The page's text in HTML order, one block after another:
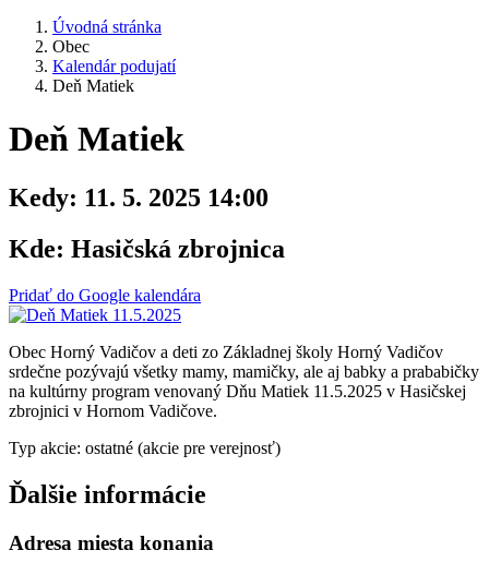
Úvodná stránka
Obec
Kalendár podujatí
Deň Matiek
Deň Matiek
Kedy: 11. 5. 2025 14:00
Kde: Hasičská zbrojnica
Pridať do Google kalendára
Obec Horný Vadičov a deti zo Základnej školy Horný Vadičov
srdečne pozývajú všetky mamy, mamičky, ale aj babky a prababičky
na kultúrny program venovaný Dňu Matiek 11.5.2025 v Hasičskej
zbrojnici v Hornom Vadičove.
Typ akcie: ostatné (akcie pre verejnosť)
Ďalšie informácie
Adresa miesta konania